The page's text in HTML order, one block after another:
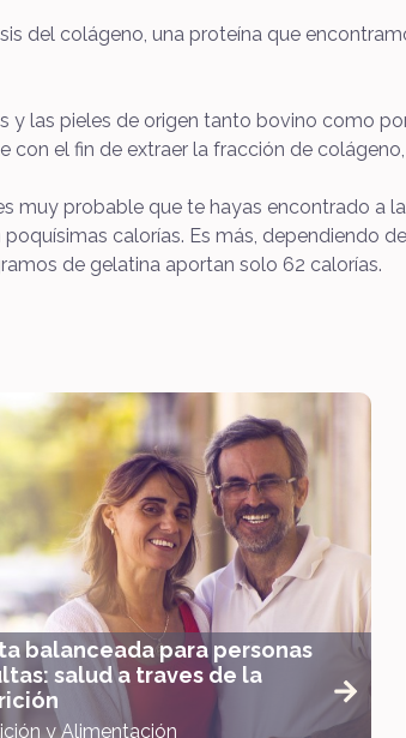
del colágeno, una proteína que
y las pieles de origen tanto bovino como
el fin de extraer la fracción de
muy probable que te hayas encontrado a
calorías. Es más, dependiendo
de gelatina aportan solo 62 calorías.
balanceada para personas
salud a traves de la
y Alimentación